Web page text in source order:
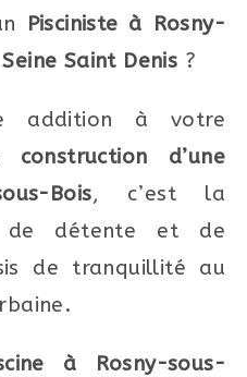
Pisciniste à Rosny-
Seine Saint Denis ?
addition à votre
construction d’une
Bois, c’est la
de détente et de
de tranquillité au
à Rosny-sous-